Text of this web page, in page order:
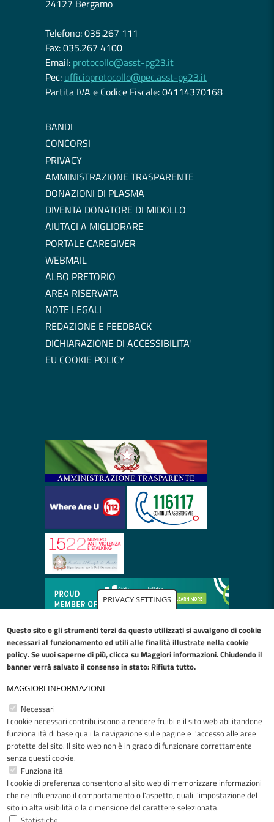
PRIVACY SETTINGS
Questo sito o gli strumenti terzi da questo utilizzati si avvalgono di cookie
necessari al funzionamento ed utili alle finalità illustrate nellacookie
policy. Se vuoi saperne di più, clicca su Maggiori informazioni. Chiudendo il
banner verrà salvato il consenso in stato: Rifiuta tutto.
MAGGIORI INFORMAZIONI
Necessari
I cookie necessari contribuiscono a rendere fruibile il sito web abilitandone
funzionalità di base quali la navigazione sulle pagine e l'accesso alle aree
protette del sito. Il sito web non è in grado di funzionare correttamente
senza questi cookie.
Funzionalità
I cookie di preferenza consentono al sito web di memorizzare informazioni
che ne influenzano il comportamento o l'aspetto, quali l'impostazione del
sito in alta visibilità o la dimensione del carattere selezionata.
24127 Bergamo
Telefono: 035.267 111
Fax: 035.267 4100
Email: protocollo@asst-pg23.it
Pec: ufficioprotocollo@pec.asst-pg23.it
Partita IVA e Codice Fiscale: 04114370168
BANDI
CONCORSI
PRIVACY
AMMINISTRAZIONE TRASPARENTE
DONAZIONI DI PLASMA
DIVENTA DONATORE DI MIDOLLO
AIUTACI A MIGLIORARE
PORTALE CAREGIVER
WEBMAIL
ALBO PRETORIO
AREA RISERVATA
NOTE LEGALI
REDAZIONE E FEEDBACK
DICHIARAZIONE DI ACCESSIBILITA'
EU COOKIE POLICY
Restiamo in contatto
FacebookYouTubeLinkedInInstagram
Riconoscimenti